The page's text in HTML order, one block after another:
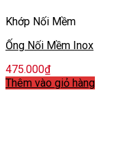
Khớp Nối Mềm
Ống Nối Mềm Inox
475.000₫
Thêm vào giỏ hàng